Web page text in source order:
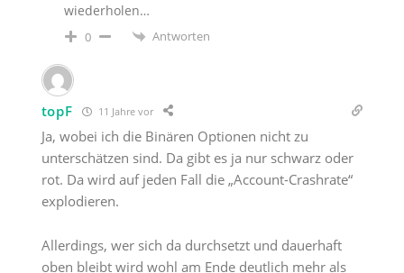
wiederholen…
0 Antworten
topF 11 Jahre vor
Ja, wobei ich die Binären Optionen nicht zu
unterschätzen sind. Da gibt es ja nur schwarz oder
rot. Da wird auf jeden Fall die „Account-Crashrate“
explodieren.
Allerdings, wer sich da durchsetzt und dauerhaft
oben bleibt wird wohl am Ende deutlich mehr als